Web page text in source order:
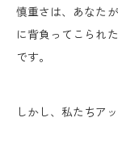
慎重さは、あなた
に背負ってこられ
です。
しかし、私たちア